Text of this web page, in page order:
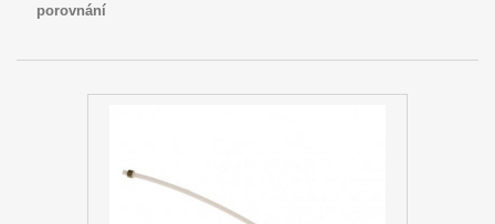
porovnání